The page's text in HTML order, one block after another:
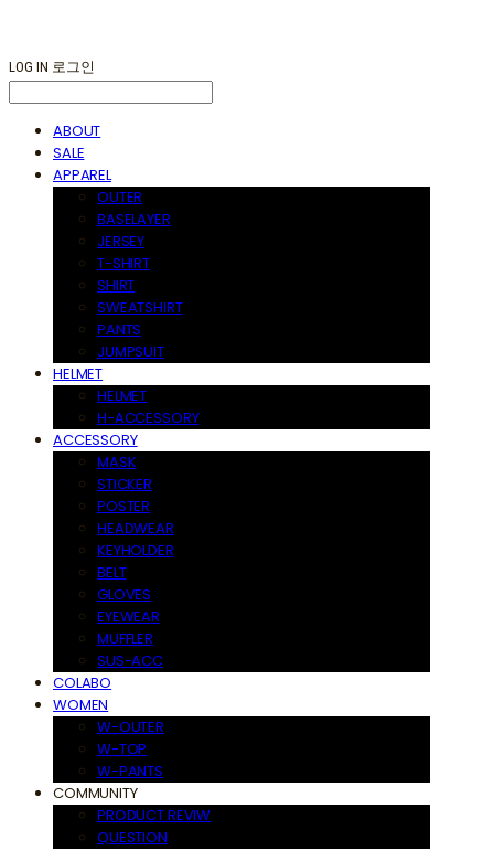
LOG IN 로그인
ABOUT
SALE
APPAREL
OUTER
BASELAYER
JERSEY
T-SHIRT
SHIRT
SWEATSHIRT
PANTS
JUMPSUIT
HELMET
HELMET
H-ACCESSORY
ACCESSORY
MASK
STICKER
POSTER
HEADWEAR
KEYHOLDER
BELT
GLOVES
EYEWEAR
MUFFLER
SUS-ACC
COLABO
WOMEN
W-OUTER
W-TOP
W-PANTS
COMMUNITY
PRODUCT REVIW
QUESTION